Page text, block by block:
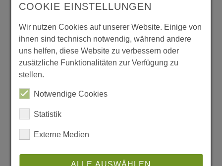
Denn genau darum geht es bei
Loeser: nicht um den schnellen
Abschluss, sondern um ein
gemeinsames Verständnis von
Wohnen.
Ein Verständnis, das Generationen
verbindet.
Viele Kundinnen und Kunden kommen
immer wieder. Beginnen mit kleinen Stücken.
verändern, gestalten neu. Und bringen
COOKIE EINSTELLUNGEN
Wir nutzen Cookies auf unserer Website. Einige von
ihnen sind technisch notwendig, während andere
uns helfen, diese Website zu verbessern oder
zusätzliche Funktionalitäten zur Verfügung zu
stellen.
Notwendige Cookies
Statistik
Externe Medien
ALLE AUSWÄHLEN